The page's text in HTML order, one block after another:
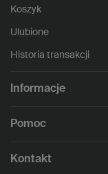
Koszyk
Ulubione
Historia transakcji
Informacje
Pomoc
Kontakt